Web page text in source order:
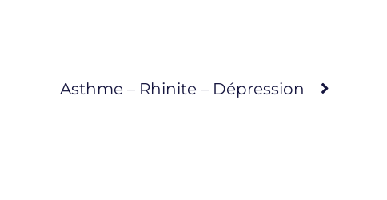
Asthme – Rhinite – Dépression